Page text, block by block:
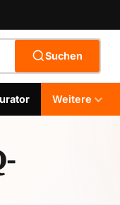
Suchen
Weitere